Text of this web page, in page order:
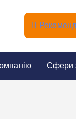
Сфери